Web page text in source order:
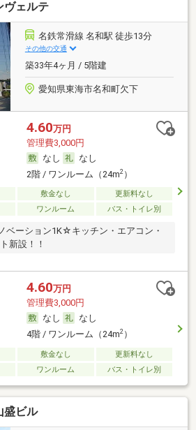
ヴェルテ
名鉄常滑線 名和駅 徒歩13分
その他の交通
築33年4ヶ月 / 5階建
愛知県東海市名和町欠下
4.60万円
管理費3,000円
なし
なし
2階 / ワンルーム（24m2）
敷金なし
更新料なし
ワンルーム バス・トイレ別
ベーション1K☆キッチン・エアコン・
新設！！
4.60万円
管理費3,000円
なし
なし
4階 / ワンルーム（24m2）
敷金なし
更新料なし
ワンルーム バス・トイレ別
盛ビル